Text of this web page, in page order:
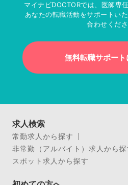
マイナビDOCTORでは、医師専
あなたの転職活動をサポートい
合わせくださ
無料転職サポー
求人検索
常勤求人から探す
非常勤（アルバイト）求人から探
スポット求人から探す